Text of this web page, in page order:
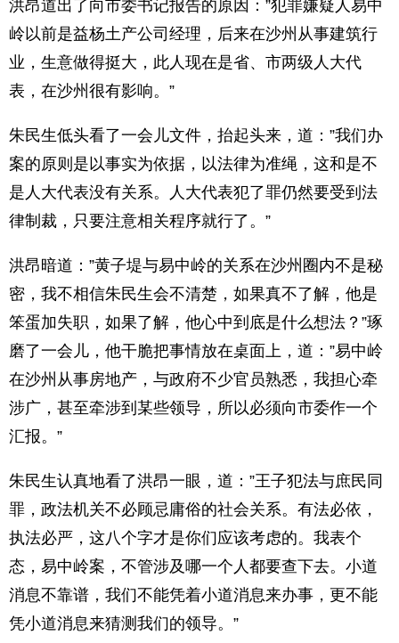
洪昂道出了向市委书记报告的原因：”犯罪嫌疑人易中
岭以前是益杨土产公司经理，后来在沙州从事建筑行
业，生意做得挺大，此人现在是省、市两级人大代
表，在沙州很有影响。”
朱民生低头看了一会儿文件，抬起头来，道：”我们办
案的原则是以事实为依据，以法律为准绳，这和是不
是人大代表没有关系。人大代表犯了罪仍然要受到法
律制裁，只要注意相关程序就行了。”
洪昂暗道：”黄子堤与易中岭的关系在沙州圈内不是秘
密，我不相信朱民生会不清楚，如果真不了解，他是
笨蛋加失职，如果了解，他心中到底是什么想法？”琢
磨了一会儿，他干脆把事情放在桌面上，道：”易中岭
在沙州从事房地产，与政府不少官员熟悉，我担心牵
涉广，甚至牵涉到某些领导，所以必须向市委作一个
汇报。”
朱民生认真地看了洪昂一眼，道：”王子犯法与庶民同
罪，政法机关不必顾忌庸俗的社会关系。有法必依，
执法必严，这八个字才是你们应该考虑的。我表个
态，易中岭案，不管涉及哪一个人都要查下去。小道
消息不靠谱，我们不能凭着小道消息来办事，更不能
凭小道消息来猜测我们的领导。”